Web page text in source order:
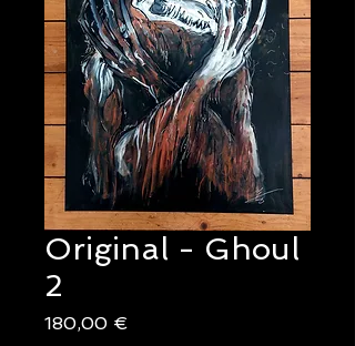
Original - Ghoul
2
180,00 €